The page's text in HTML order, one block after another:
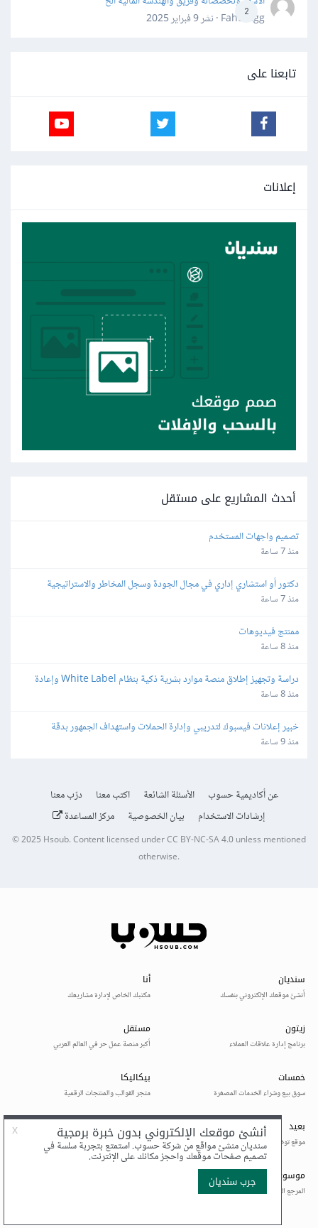
2
Fahd Ggg · نشر
9 فبراير 2025
تابعنا على
إعلانات
أحدث المشاريع على مستقل
تصميم واجهات المستخدم
منذ 7 ساعة
والمجالات القانونية
منذ 7 ساعة
ممنتج فيديوهات
منذ 8 ساعة
البيع
منذ 8 ساعة
خبير إعلانات فيسبوك لتدريبي وإدارة الحملات واستهداف الجمهور بدقة
منذ 9 ساعة
عن أكاديمية حسوب الأسئلة الشائعة اكتب معنا
درّب معنا
إرشادات الاستخدام
بيان الخصوصية مركز المساعدة
© 2025 Hsoub.Content licensed underCC BY-NC-SA 4.0unless mentioned
otherwise.